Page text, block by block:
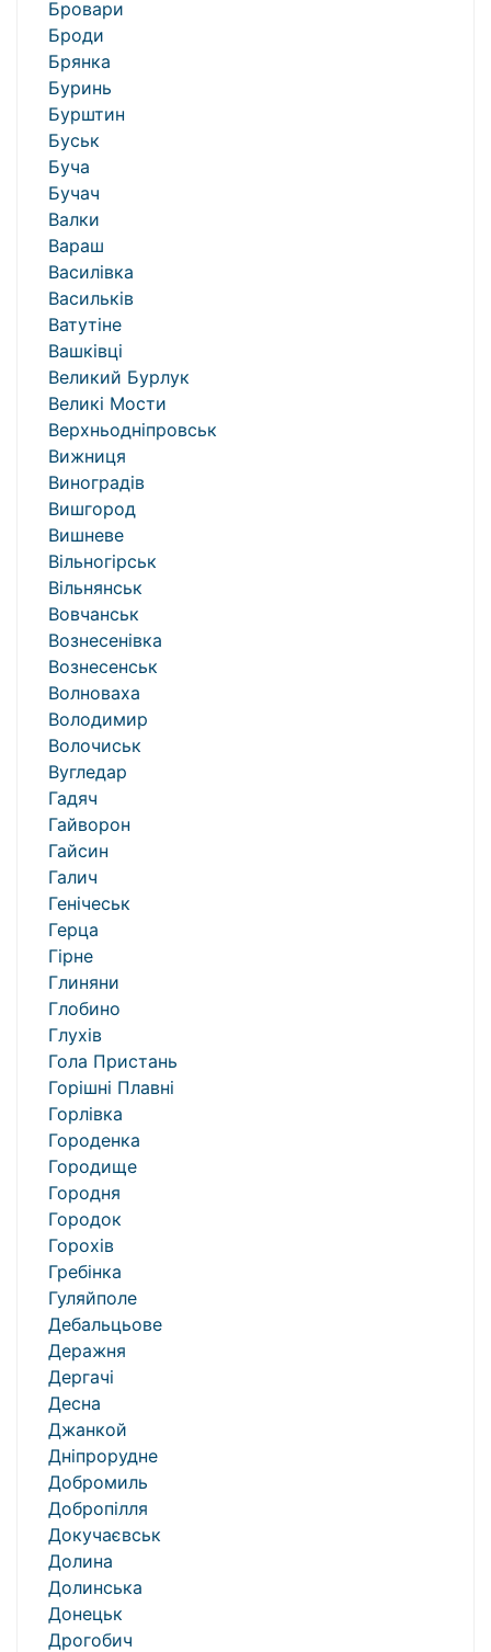
Бровари
Броди
Брянка
Буринь
Бурштин
Буськ
Буча
Бучач
Валки
Вараш
Василівка
Васильків
Ватутіне
Вашківці
Великий Бурлук
Великі Мости
Верхньодніпровськ
Вижниця
Виноградів
Вишгород
Вишневе
Вільногірськ
Вільнянськ
Вовчанськ
Вознесенівка
Вознесенськ
Волноваха
Володимир
Волочиськ
Вугледар
Гадяч
Гайворон
Гайсин
Галич
Генічеськ
Герца
Гірне
Глиняни
Глобино
Глухів
Гола Пристань
Горішні Плавні
Горлівка
Городенка
Городище
Городня
Городок
Горохів
Гребінка
Гуляйполе
Дебальцьове
Деражня
Дергачі
Десна
Джанкой
Дніпрорудне
Добромиль
Добропілля
Докучаєвськ
Долина
Долинська
Донецьк
Дрогобич